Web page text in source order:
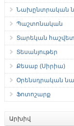
Նախընտրական
Պաշտոնական
Տարեկան
Տեսանյութեր
Քեսաբ (Սիրիա)
Օրենսդրական
Ֆոտոշարք
Արխիվ